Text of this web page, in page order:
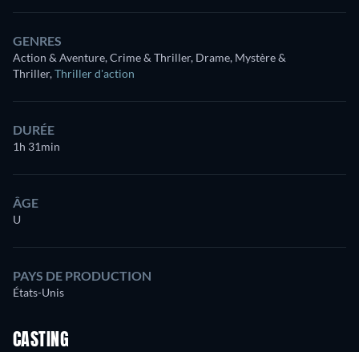
GENRES
Action & Aventure, Crime & Thriller, Drame, Mystère &
Thriller,Thriller d'action
DURÉE
1h 31min
ÂGE
U
PAYS DE PRODUCTION
États-Unis
CASTING